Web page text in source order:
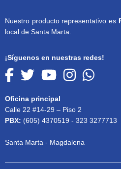
Nuestro producto representativo es
local de Santa Marta.
¡Síguenos en nuestras redes!
Oficina principal
Calle 22 #14-29 – Piso 2
PBX: (605) 4370519 - 323 3277713
Santa Marta - Magdalena